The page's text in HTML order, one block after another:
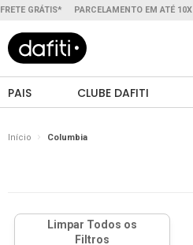
FRETE GRÁTIS* PARCELAMENTO EM ATÉ 10X
PAIS CLUBE DAFITI
Início Columbia